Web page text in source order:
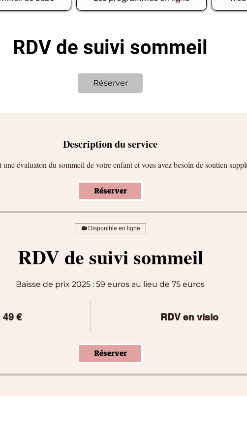
RDV de suivi sommeil
Réserver
Description du service
évaluaton du sommeil de votre enfant et vous avez besoin de soutien
Réserver
Disponible en ligne
RDV de suivi sommeil
Baisse de prix 2025 : 59 euros au lieu de 75 euros
49 € RDV en visio
Réserver